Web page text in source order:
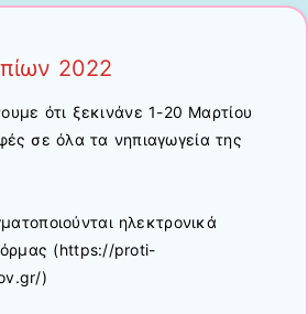
2022
ότι ξεκινάνε 1-20 Μαρτίου
σε όλα τα νηπιαγωγεία της
ηλεκτρονικά
(https://proti-
)